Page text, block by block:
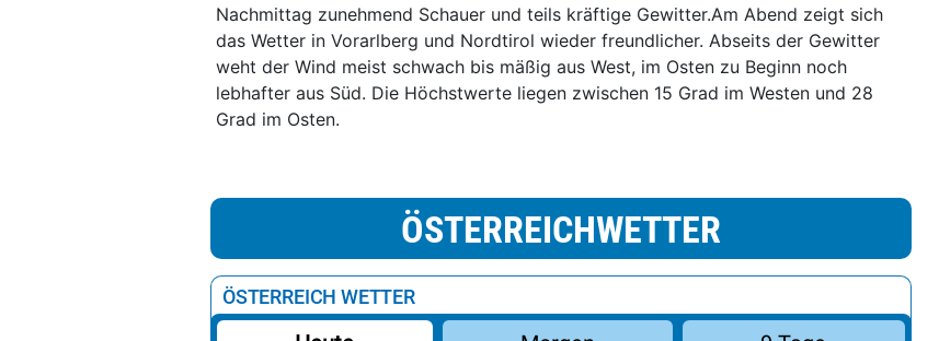
Nachmittag zunehmend Schauer und teils kräftige Gewitter.Am Abend zeigt sich
das Wetter in Vorarlberg und Nordtirol wieder freundlicher. Abseits der Gewitter
weht der Wind meist schwach bis mäßig aus West, im Osten zu Beginn noch
lebhafter aus Süd. Die Höchstwerte liegen zwischen 15 Grad im Westen und 28
Grad im Osten.
ÖSTERREICHWETTER
ÖSTERREICH WETTER